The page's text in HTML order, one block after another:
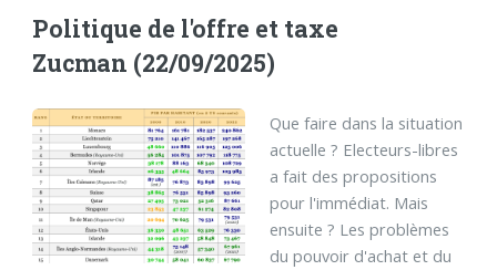
Politique de l'offre et taxe
Zucman (22/09/2025)
Que faire dans la situation
actuelle ? Electeurs-libres
a fait des propositions
pour l'immédiat. Mais
ensuite ? Les problèmes
du pouvoir d'achat et du